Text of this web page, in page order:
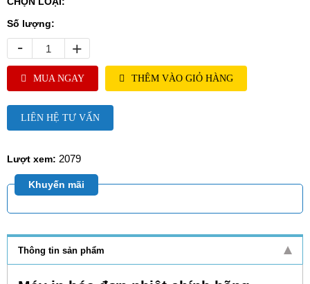
Số lượng:
- +
MUA NGAY THÊM VÀO GIỎ HÀNG
LIÊN HỆ TƯ VẤN
Lượt xem: 2079
Khuyến mãi
Thông tin sản phẩm